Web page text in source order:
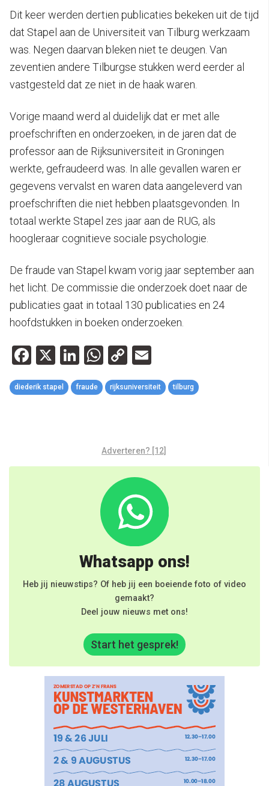
Dit keer werden dertien publicaties bekeken uit de tijd
dat Stapel aan de Universiteit van Tilburg werkzaam
was. Negen daarvan bleken niet te deugen. Van
zeventien andere Tilburgse stukken werd eerder al
vastgesteld dat ze niet in de haak waren.
Vorige maand werd al duidelijk dat er met alle
proefschriften en onderzoeken, in de jaren dat de
professor aan de Rijksuniversiteit in Groningen
werkte, gefraudeerd was. In alle gevallen waren er
gegevens vervalst en waren data aangeleverd van
proefschriften die niet hebben plaatsgevonden. In
totaal werkte Stapel zes jaar aan de RUG, als
hoogleraar cognitieve sociale psychologie.
De fraude van Stapel kwam vorig jaar september aan
het licht. De commissie die onderzoek doet naar de
publicaties gaat in totaal 130 publicaties en 24
hoofdstukken in boeken onderzoeken.
Facebook
X LinkedIn
WhatsApp
Copy
Link
diederik stapel fraude rijksuniversiteit tilburg
Adverteren? [12]
Whatsapp ons!
Heb jij nieuwstips? Of heb jij een boeiende foto of video
gemaakt?
Deel jouw nieuws met ons!
Start het gesprek!